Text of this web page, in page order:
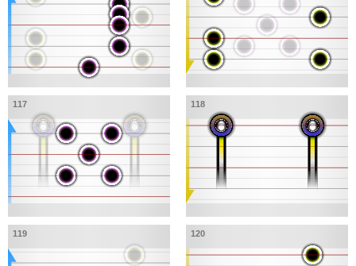
117 118
119 120